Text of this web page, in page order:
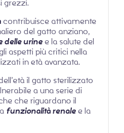
grezzi.
contribuisce attivamente
del gatto anziano,
delle urinee la salute del
aspetti più critici nella
in età avanzata.
il gatto sterilizzato
a una serie di
che riguardano il
funzionalità renalee la